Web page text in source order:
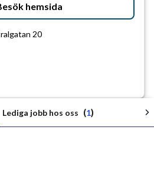
hemsida
20
Följ arbetsgivaren
Lediga jobb hos oss (1)